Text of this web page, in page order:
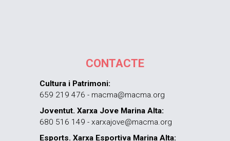
CONTACTE
Cultura i Patrimoni:
659 219 476 - macma@macma.org
Joventut. Xarxa Jove Marina Alta:
680 516 149 - xarxajove@macma.org
Esports. Xarxa Esportiva Marina Alta: